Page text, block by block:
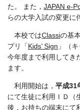
た。 また， JAPAN e-
らの大学入試の変更に
本校ではClassiの基
プリ「Kids’ Sign 」（
今年度まで利用してき
ます。
利用開始は， 平成31
にて生徒に利用ＩＤ（
後，お持ちの端末にて